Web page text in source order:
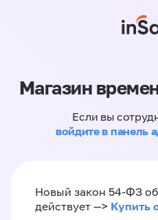
Магазин
Если вы
войдите в панель
Новый закон 54-ФЗ
действует —> Купить